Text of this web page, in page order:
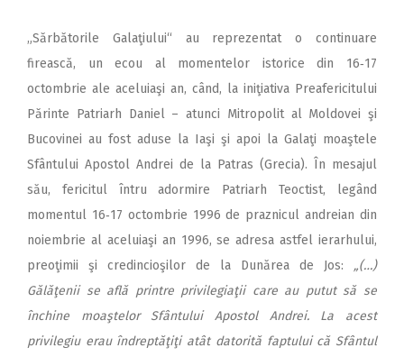
„Sărbătorile Galaţiului“ au re­prezentat o continuare
firească, un ecou al momentelor istorice din 16‑17
octombrie ale ace­luiaşi an, când, la iniţiativa Preafericitului
Părinte Patriarh Daniel – atunci Mitropolit al Moldovei şi
Bucovinei au fost aduse la Iaşi şi apoi la Galaţi moaştele
Sfântului Apostol Andrei de la Patras (Gre­cia). În mesajul
său, fericitul întru adormire Patriarh Teoctist, legând
momentul 16‑17 octombrie 1996 de praznicul andreian din
noiembrie al aceluiaşi an 1996, se adresa astfel ierarhului,
preoţimii şi credincioşilor de la Dunărea de Jos: „(…)
Gălăţenii se află printre privilegiaţii care au putut să se
închine moaştelor Sfântului Apostol Andrei. La acest
privilegiu erau îndreptăţiţi atât datorită faptului că Sfântul